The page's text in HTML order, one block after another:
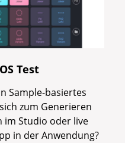
Test
Sample-basiertes
zum Generieren
im Studio oder live
in der Anwendung?